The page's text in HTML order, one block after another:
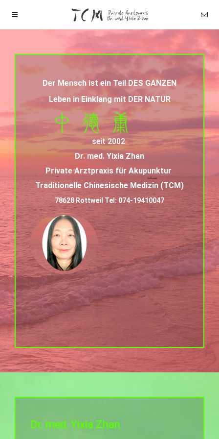
Der Mensch ist ein Teil DES GANZEN
Leben in Einklang mit DER NATUR
seit 2002
Dr. med. Yixia Zhan
Private Arztpraxis für Akupunktur
Traditionelle Chinesische Medizin (TCM)
78628 Rottweil Tel: 074-19410047
Dr. med. Yixia Zhan